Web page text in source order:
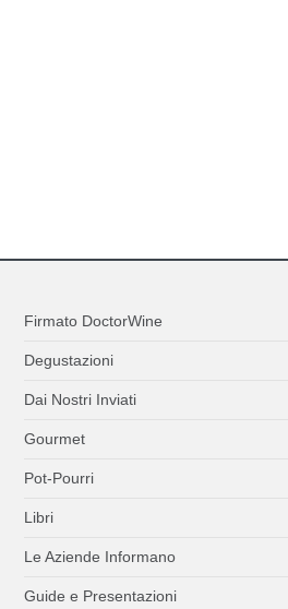
Firmato DoctorWine
Degustazioni
Dai Nostri Inviati
Gourmet
Pot-Pourri
Libri
Le Aziende Informano
Guide e Presentazioni